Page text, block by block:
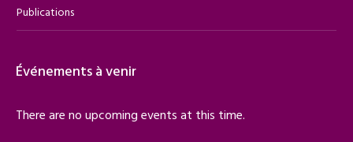
Publications
Événements à venir
There are no upcoming events at this time.